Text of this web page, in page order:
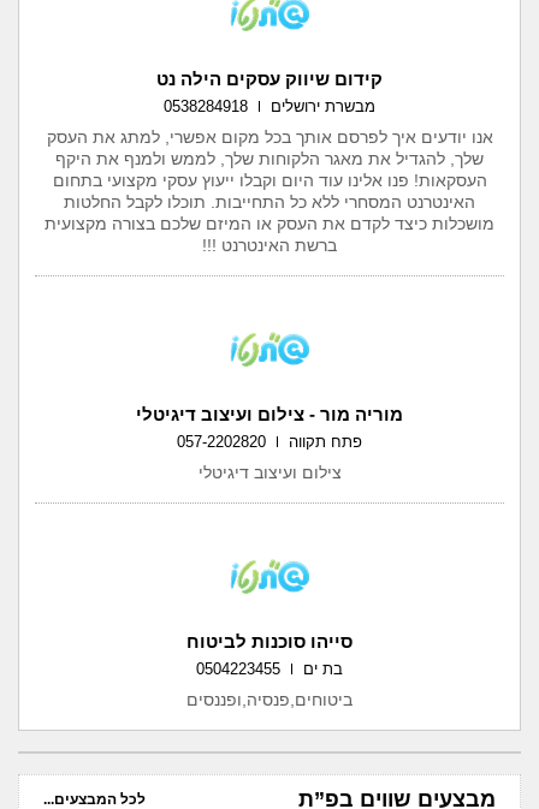
קידום שיווק עסקים הילה נט
מבשרת ירושלים 0538284918
אנו יודעים איך לפרסם אותך בכל מקום אפשרי, למתג את העסק
שלך, להגדיל את מאגר הלקוחות שלך, לממש ולמנף את היקף
העסקאות! פנו אלינו עוד היום וקבלו ייעוץ עסקי מקצועי בתחום
האינטרנט המסחרי ללא כל התחייבות. תוכלו לקבל החלטות
מושכלות כיצד לקדם את העסק או המיזם שלכם בצורה מקצועית
ברשת האינטרנט !!!
מוריה מור - צילום ועיצוב דיגיטלי
פתח תקווה 057-2202820
צילום ועיצוב דיגיטלי
סייהו סוכנות לביטוח
בת ים 0504223455
ביטוחים,פנסיה,ופננסים
מבצעים שווים בפ”ת לכל המבצעים...